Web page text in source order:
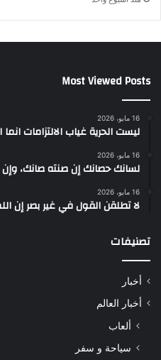
Most Viewed Posts
16 مايو، 2026
ليست الحرية غياب الالتزامات
16 مايو، 2026
لسانك حصانك إن صنته صانك،
16 مايو، 2026
لا تطلقن القول في غير بصر إن
تصنيفات
أخبار
أخبار العالم
ألعاب
سياحة و سفر